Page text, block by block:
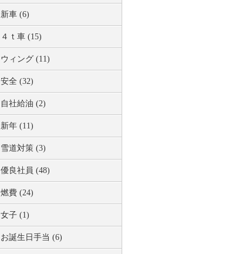
新車 (6)
４ｔ車 (15)
ウィング (11)
安全 (32)
自社給油 (2)
新年 (11)
雪道対策 (3)
優良社員 (48)
燃費 (24)
女子 (1)
お誕生日手当 (6)